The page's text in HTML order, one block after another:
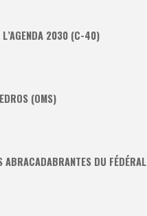
L’AGENDA 2030 (C-40)
(OMS)
ABRACADABRANTES DU FÉDÉRAL